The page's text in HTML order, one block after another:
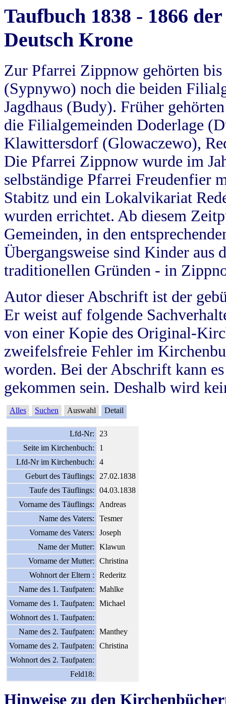
Taufbuch 1838 - 1866
Deutsch Krone
Zur Pfarrei Zippnow gehörten
(Sypnywo) noch die beiden
Jagdhaus (Budy). Früher
die Filialgemeinden Doderlage
Klawittersdorf (Glowaczewo),
Die Pfarrei Zippnow wurde im
selbständige Pfarrei Freudenfier
Stabitz und ein Lokalvikariat
wurden errichtet. Ab diesem
Gemeinden, in den
Übergangsweise sind Kinder aus
traditionellen Gründen - in
Autor dieser Abschrift ist der
Er weist auf folgende
von einer Kopie des Original-
zweifelsfreie Fehler im
worden. Bei der Abschrift kann
gekommen sein. Deshalb wird
Alles Suchen Auswahl Detail
Lfd-Nr:
23
Seite im Kirchenbuch:
1
Lfd-Nr im Kirchenbuch:
4
Geburt des Täuflings:
27.02.1838
Taufe des Täuflings:
04.03.1838
Vorname des Täuflings:
Andreas
Name des Vaters:
Tesmer
Vorname des Vaters:
Joseph
Name der Mutter:
Klawun
Vorname der Mutter:
Christina
Wohnort der Eltern :
Rederitz
Name des 1. Taufpaten:
Mahlke
Vorname des 1. Taufpaten:
Michael
Wohnort des 1. Taufpaten:
Name des 2. Taufpaten:
Manthey
Vorname des 2. Taufpaten:
Christina
Wohnort des 2. Taufpaten:
Feld18:
Hinweise zu den